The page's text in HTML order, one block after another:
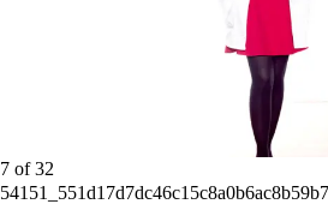
7 of32